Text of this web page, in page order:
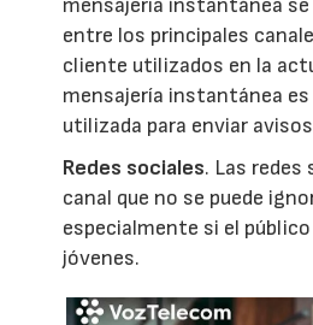
mensajería instantánea
entre los principales
cliente utilizados en la
mensajería instantánea
utilizada para enviar
Redes sociales. Las redes
canal que no se puede
especialmente si el
jóvenes.